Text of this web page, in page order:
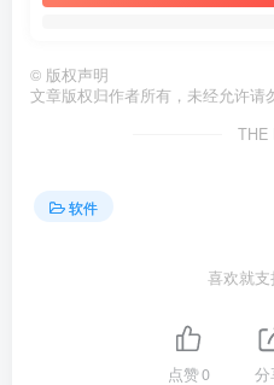
© 版权声明
文章版权归作者所有，未经允许请
THE
软件
喜欢就
点赞0 分